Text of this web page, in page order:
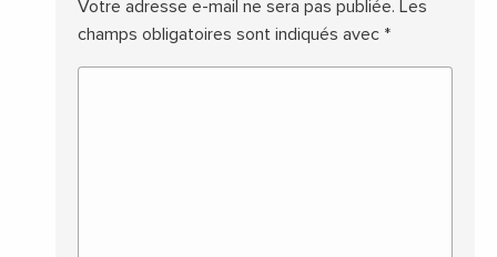
Votre adresse e-mail ne sera pas publiée. Les
champs obligatoires sont indiqués avec *